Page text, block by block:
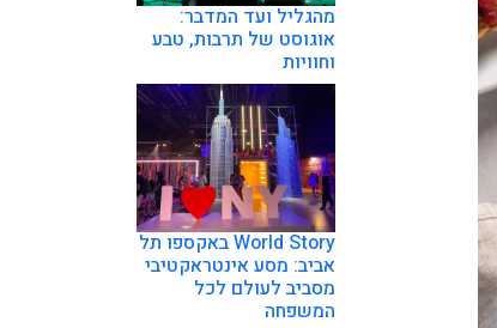
מהגליל ועד המדבר:
אוגוסט של תרבות, טבע
וחוויות
World Story באקספו תל
אביב: מסע אינטראקטיבי
מסביב לעולם לכל
המשפחה